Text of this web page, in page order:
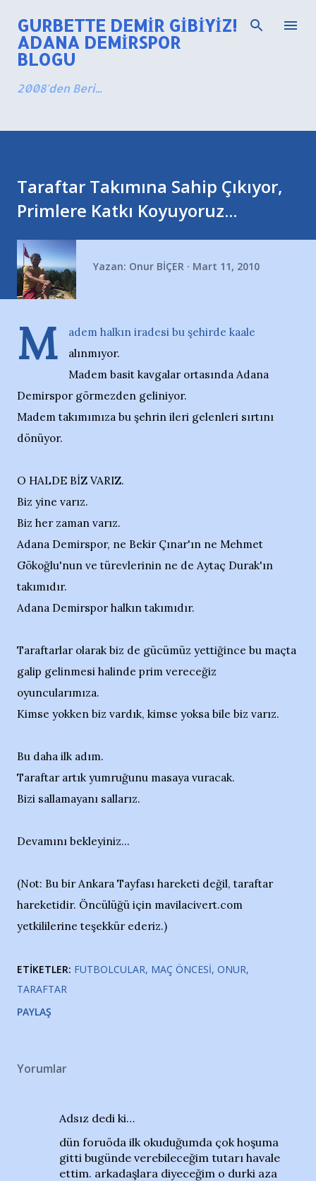
Ana içeriğe atla
GURBETTE DEMIR GIBIYIZ!
ADANA DEMIRSPOR
BLOGU
2008'den Beri...
Taraftar Takımına Sahip Çıkıyor,
Primlere Katkı Koyuyoruz...
Yazan: Onur BİÇER Mart 11, 2010
M
adem halkın iradesi bu şehirde kaale
alınmıyor.
Madem basit kavgalar ortasında Adana
Demirspor görmezden geliniyor.
Madem takımımıza bu şehrin ileri gelenleri sırtını
dönüyor.
O HALDE BİZ VARIZ.
Biz yine varız.
Biz her zaman varız.
Adana Demirspor, ne Bekir Çınar'ın ne Mehmet
Gökoğlu'nun ve türevlerinin ne de Aytaç Durak'ın
takımıdır.
Adana Demirspor halkın takımıdır.
Taraftarlar olarak biz de gücümüz yettiğince bu maçta
galip gelinmesi halinde prim vereceğiz
oyuncularımıza.
Kimse yokken biz vardık, kimse yoksa bile biz varız.
Bu daha ilk adım.
Taraftar artık yumruğunu masaya vuracak.
Bizi sallamayanı sallarız.
Devamını bekleyiniz...
(Not: Bu bir Ankara Tayfası hareketi değil, taraftar
hareketidir. Öncülüğü için mavilacivert.com
yetkililerine teşekkür ederiz.)
ETIKETLER: FUTBOLCULAR MAÇ ÖNCESI ONUR
TARAFTAR
PAYLAŞ
Yorumlar
Adsız dedi ki…
dün foruöda ilk okuduğumda çok hoşuma
gitti bugünde verebileceğim tutarı havale
ettim. arkadaşlara diyeceğim o durki aza